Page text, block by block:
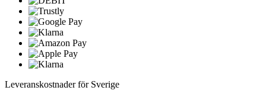
Leveranskostnader för Sverige